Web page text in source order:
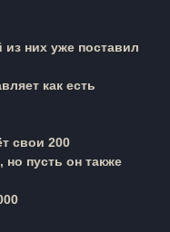
из них уже поставил
как есть
свои 200
пусть он также